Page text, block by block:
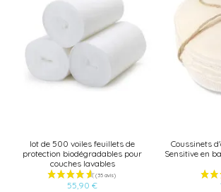
lot de 500 voiles feuillets de
protection biodégradables pour
couches lavables
55,90 €
Coussinets
Sensitive en